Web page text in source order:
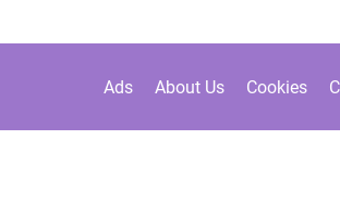
Ads About Us Cookies